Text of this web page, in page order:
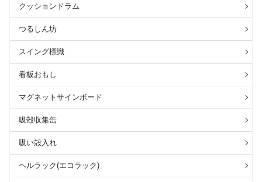
クッションドラム
つるしん坊
スイング標識
看板おもし
マグネットサインボード
吸殻収集缶
吸い殻入れ
ヘルラック(エコラック)